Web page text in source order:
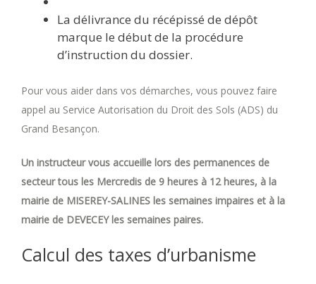
La délivrance du récépissé de dépôt
marque le début de la procédure
d’instruction du dossier.
Pour vous aider dans vos démarches, vous pouvez faire
appel au Service Autorisation du Droit des Sols (ADS) du
Grand Besançon.
Un instructeur vous accueille lors des permanences de
secteur tous les Mercredis de 9 heures à 12 heures, à la
mairie de MISEREY-SALINES les semaines impaires et à la
mairie de DEVECEY les semaines paires.
Calcul des taxes d’urbanisme